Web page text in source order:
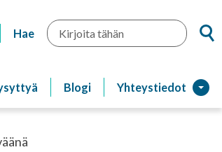
Hae Hae
Blogi Yhteystiedot